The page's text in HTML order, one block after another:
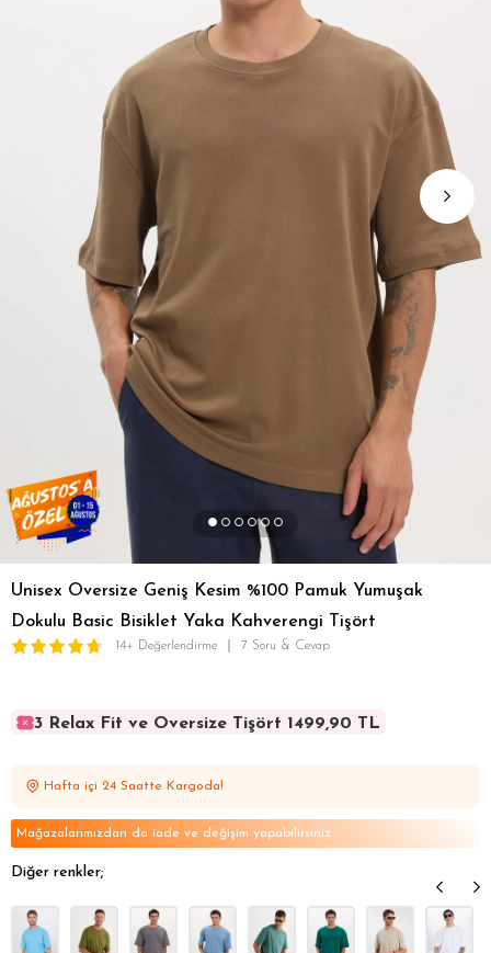
Unisex Oversize Geniş Kesim %100 Pamuk Yumuşak
Dokulu Basic Bisiklet Yaka Kahverengi Tişört
14+ Değerlendirme 7 Soru & Cevap
3 Relax Fit ve Oversize Tişört 1499,90 TL
3 Relax Fit ve Oversize Tişört 1499,90 TL
Hafta içi 24 Saatte Kargoda!
Mağazalarımızdan da iade ve değişim yapabilirsiniz
Diğer renkler;